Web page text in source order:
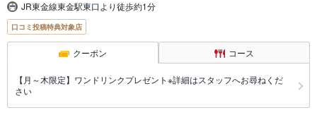
JR東金線東金駅東口より徒歩約1分
口コミ投稿特典対象店
クーポン コース
【月～木限定】ワンドリンクプレゼント※詳細はスタッフへお尋ねくだ
さい